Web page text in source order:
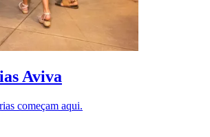
Aviva
começam aqui.